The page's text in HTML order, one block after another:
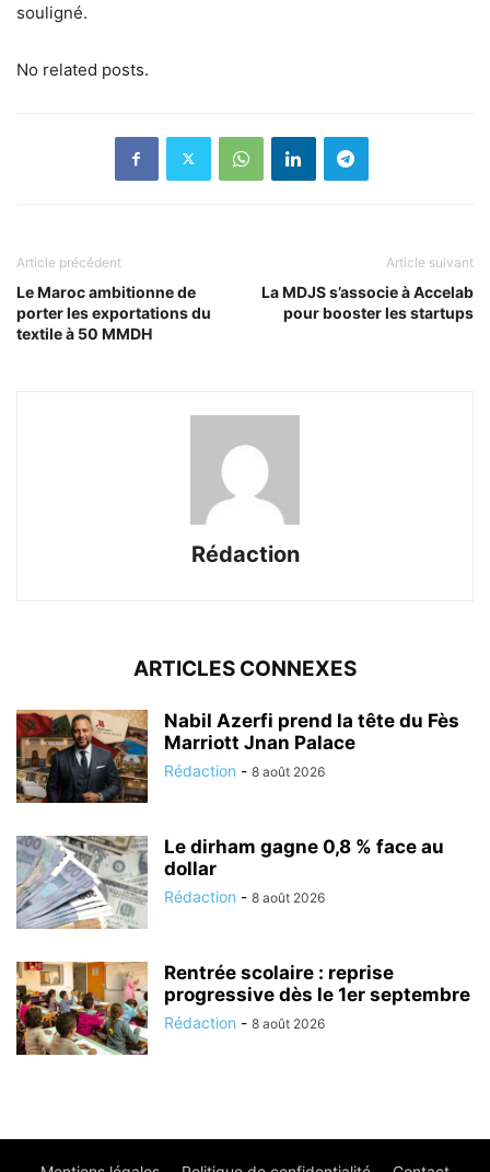
souligné.
No related posts.
Article précédent
Le Maroc ambitionne de
porter les exportations du
textile à 50 MMDH
Article suivant
La MDJS s’associe à Accelab
pour booster les startups
Rédaction
ARTICLES CONNEXES
Nabil Azerfi prend la tête du Fès
Marriott Jnan Palace
Rédaction - 8 août 2026
Le dirham gagne 0,8 % face au
dollar
Rédaction - 8 août 2026
Rentrée scolaire : reprise
progressive dès le 1er septembre
Rédaction - 8 août 2026